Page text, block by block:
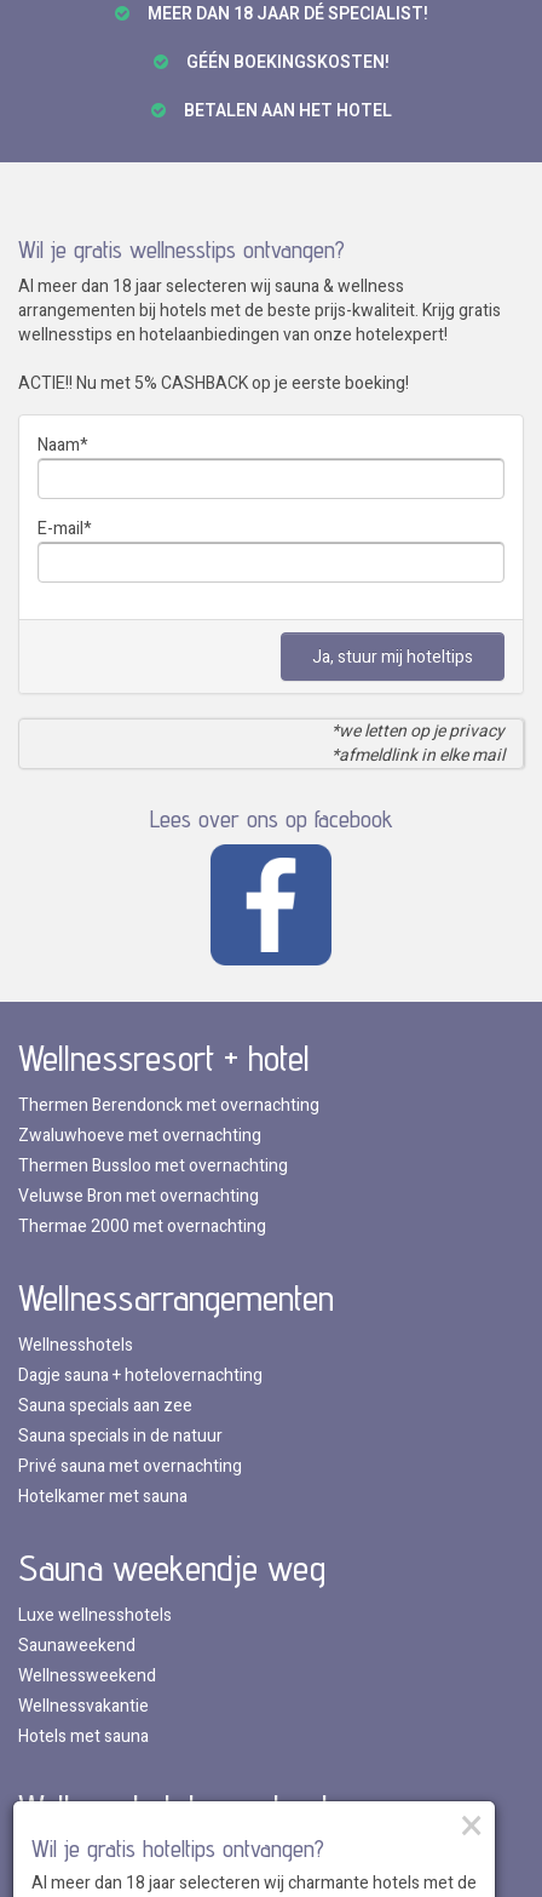
MEER DAN 18 JAAR DÉ SPECIALIST!
GÉÉN BOEKINGSKOSTEN!
BETALEN AAN HET HOTEL
Wil je gratis wellnesstips ontvangen?
Al meer dan 18 jaar selecteren wij sauna & wellness
arrangementen bij hotels met de beste prijs-kwaliteit. Krijg gratis
wellnesstips en hotelaanbiedingen van onze hotelexpert!
ACTIE!! Nu met 5% CASHBACK op je eerste boeking!
Naam*
E-mail*
Ja, stuur mij hoteltips
*we letten op je privacy
*afmeldlink in elke mail
Lees over ons op facebook
Wellnessresort + hotel
Thermen Berendonck met overnachting
Zwaluwhoeve met overnachting
Thermen Bussloo met overnachting
Veluwse Bron met overnachting
Thermae 2000 met overnachting
Wellnessarrangementen
Wellnesshotels
Dagje sauna + hotelovernachting
Sauna specials aan zee
Sauna specials in de natuur
Privé sauna met overnachting
Hotelkamer met sauna
Sauna weekendje weg
Luxe wellnesshotels
Saunaweekend
Wellnessweekend
Wellnessvakantie
Hotels met sauna
Wellnesshotels per land
Wellnesshotels in Nederland
Wellnesshotels in Belgie
×
Wil je gratis hoteltips ontvangen?
Al meer dan 18 jaar selecteren wij charmante hotels met de